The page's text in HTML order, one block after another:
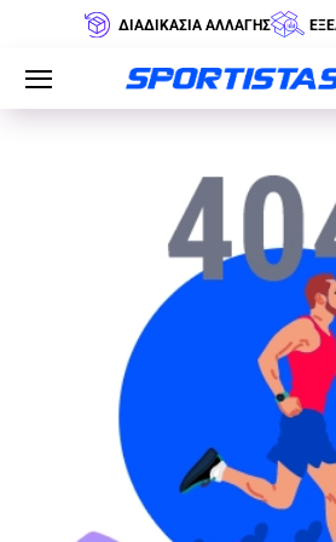
ΔΙΑΔΙΚΑΣΙΑ ΑΛΛΑΓΗΣ